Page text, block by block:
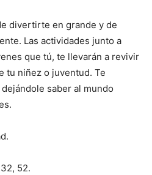
divertirte en grande y de
Las actividades junto a
que tú, te llevarán a revivir
tu niñez o juventud. Te
saber al mundo
52.